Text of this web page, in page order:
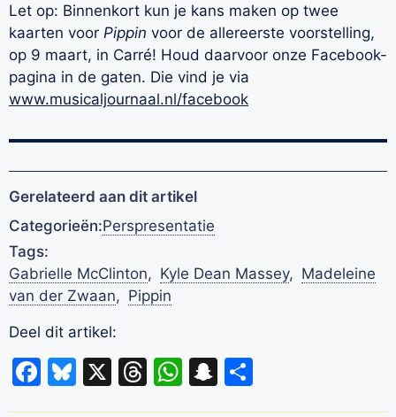
Let op: Binnenkort kun je kans maken op twee
kaarten voor Pippin voor de allereerste voorstelling,
op 9 maart, in Carré! Houd daarvoor onze Facebook-
pagina in de gaten. Die vind je via
www.musicaljournaal.nl/facebook
Gerelateerd aan dit artikel
Categorieën:Perspresentatie
Tags:
Gabrielle McClinton, Kyle Dean Massey, Madeleine
van der Zwaan, Pippin
Deel dit artikel:
Facebook
Bluesky
X Threads
WhatsApp
Snapchat